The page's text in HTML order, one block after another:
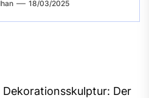
Ihan 18/03/2025
Dekorationsskulptur: Der